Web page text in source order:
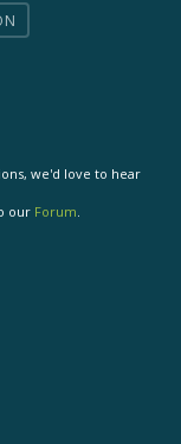
we'd love to hear
our Forum.